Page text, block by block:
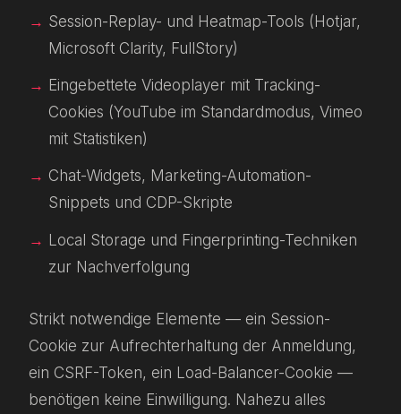
Session-Replay- und Heatmap-Tools (Hotjar,
Microsoft Clarity, FullStory)
Eingebettete Videoplayer mit Tracking-
Cookies (YouTube im Standardmodus, Vimeo
mit Statistiken)
Chat-Widgets, Marketing-Automation-
Snippets und CDP-Skripte
Local Storage und Fingerprinting-Techniken
zur Nachverfolgung
Strikt notwendige Elemente — ein Session-
Cookie zur Aufrechterhaltung der Anmeldung,
ein CSRF-Token, ein Load-Balancer-Cookie —
benötigen keine Einwilligung. Nahezu alles